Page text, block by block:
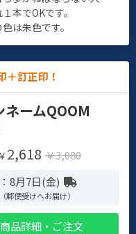
本でOKです。
は朱色です。
＋訂正印！
ネームQOOM
￥ 2,618 ￥3,080
8月7日(金)
郵便受けへお届け）
商品詳細・ご注文